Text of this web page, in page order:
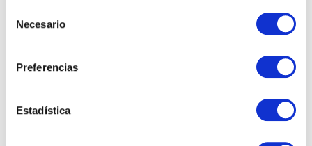
Necesario
Preferencias
Estadística